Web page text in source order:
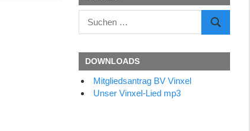
nach:
SUCHEN
DOWNLOADS
Mitgliedsantrag BV Vinxel
Unser Vinxel-Lied mp3